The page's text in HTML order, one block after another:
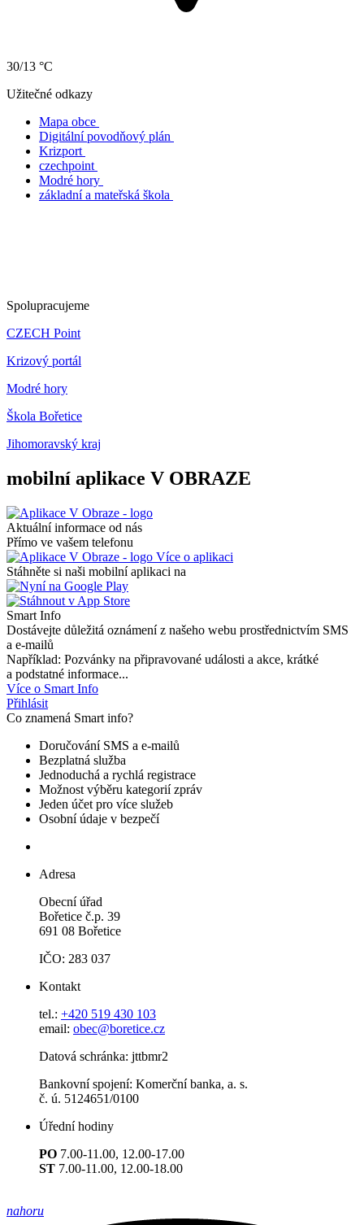
30/13 °C
Užitečné odkazy
Mapa obce
Digitální povodňový plán
Krizport
czechpoint
Modré hory
základní a mateřská škola
Spolupracujeme
CZECH Point
Krizový portál
Modré hory
Škola Bořetice
Jihomoravský kraj
mobilní aplikace V OBRAZE
Aktuální informace od nás
Přímo ve vašem telefonu
Více o aplikaci
Stáhněte si naši mobilní aplikaci na
Smart Info
Dostávejte důležitá oznámení z našeho webu prostřednictvím SMS
a e-mailů
Například: Pozvánky na připravované události a akce, krátké
a podstatné informace...
Více o Smart Info
Přihlásit
Co znamená Smart info?
Doručování SMS a e-mailů
Bezplatná služba
Jednoduchá a rychlá registrace
Možnost výběru kategorií zpráv
Jeden účet pro více služeb
Osobní údaje v bezpečí
Adresa
Obecní úřad
Bořetice č.p. 39
691 08 Bořetice
IČO: 283 037
Kontakt
tel.: +420 519 430 103
email: obec@boretice.cz
Datová schránka: jttbmr2
Bankovní spojení: Komerční banka, a. s.
č. ú. 5124651/0100
Úřední hodiny
PO 7.00-11.00, 12.00-17.00
ST 7.00-11.00, 12.00-18.00
nahoru